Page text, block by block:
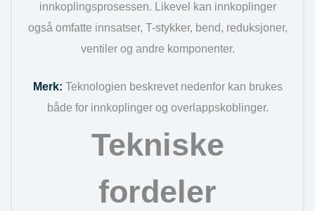
innkoplingsprosessen. Likevel kan innkoplinger
også omfatte innsatser, T-stykker, bend, reduksjoner,
ventiler og andre komponenter.
Merk: Teknologien beskrevet nedenfor kan brukes
både for innkoplinger og overlappskoblinger.
Tekniske
fordeler